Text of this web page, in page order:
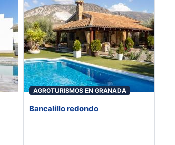
AGROTURISMOS EN GRANADA
Bancalillo redondo